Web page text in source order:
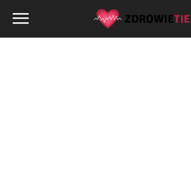
Zdrowietiens.pl